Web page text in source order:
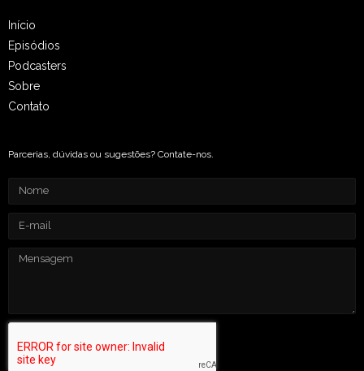
Início
Episódios
Podcasters
Sobre
Contato
Parcerias, dúvidas ou sugestões? Contate-nos.